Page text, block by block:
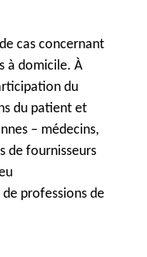
cas concernant
à domicile. À
du
du patient et
– médecins,
de fournisseurs
professions de